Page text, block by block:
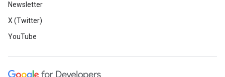
Newsletter
X (Twitter)
YouTube